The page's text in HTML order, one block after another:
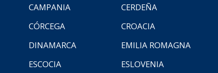
CAMPANIA
CERDEÑA
CÓRCEGA
CROACIA
DINAMARCA
EMILIA ROMAGNA
ESCOCIA
ESLOVENIA